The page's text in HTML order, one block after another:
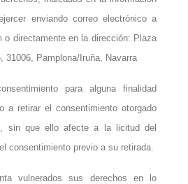
enviando correo electrónico a
o directamente en la dirección: Plaza
31006, Pamplona/Iruña, Navarra
para alguna finalidad
a retirar el consentimiento otorgado
sin que ello afecte a la licitud del
consentimiento previo a su retirada.
vulnerados sus derechos en lo